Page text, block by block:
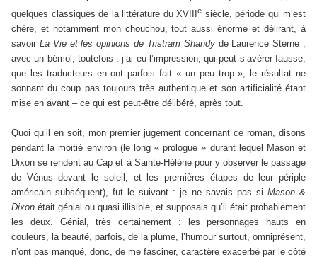
quelques classiques de la littérature du XVIIIe siècle, période qui m’est
chère, et notamment mon chouchou, tout aussi énorme et délirant, à
savoir La Vie et les opinions de Tristram Shandyde Laurence Sterne ;
avec un bémol, toutefois : j’ai eu l’impression, qui peut s’avérer fausse,
que les traducteurs en ont parfois fait « un peu trop », le résultat ne
sonnant du coup pas toujours très authentique et son artificialité étant
mise en avant – ce qui est peut-être délibéré, après tout.
Quoi qu’il en soit, mon premier jugement concernant ce roman, disons
pendant la moitié environ (le long « prologue » durant lequel Mason et
Dixon se rendent au Cap et à Sainte-Hélène pour y observer le passage
de Vénus devant le soleil, et les premières étapes de leur périple
américain subséquent), fut le suivant : je ne savais pas si Mason &
Dixon était génial ou quasi illisible, et supposais qu’il était probablement
les deux. Génial, très certainement : les personnages hauts en
couleurs, la beauté, parfois, de la plume, l’humour surtout, omniprésent,
n’ont pas manqué, donc, de me fasciner, caractère exacerbé par le côté